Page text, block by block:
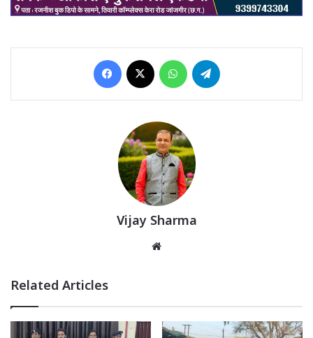
Facebook WhatsApp
Vijay Sharma
Related Articles